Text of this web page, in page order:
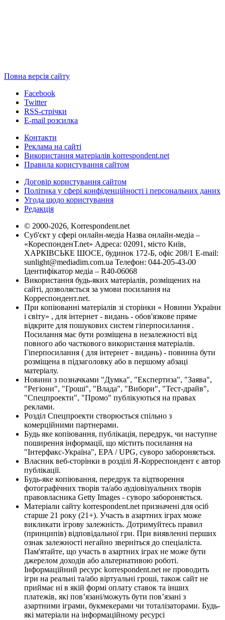
Повна версія сайту
Facebook
Twitter
RSS-стрічки
E-mail розсилка
Контакти
Реклама на сайті
Використання матеріалів korrespondent.net
Правила користування сайтом
Договір користування сайтом
Політика у сфері конфіденційності і персональних даних
Угода щодо користування
Редакція
© 2000-2026, Korrespondent.net
Суб'єкт у сфері онлайн-медіа Назва онлайн-медіа –
«КореспонденТ.net» Адреса: 02091, місто Київ,
ХАРКІВСЬКЕ ШОСЕ, будинок 172-Б, офіс 208/1 E-mail:
sunlight@mediadim.com.ua Телефон: 044-205-43-00
Ідентифікатор медіа – R40-06068
Використання будь-яких матеріалів, розміщених на
сайті, дозволяється за умови посилання на
Корреспондент.net.
При копіюванні матеріалів зі сторінки « Новини України
і світу» , для інтернет - видань - обов'язкове пряме
відкрите для пошукових систем гіперпосилання .
Посилання має бути розміщена в незалежності від
повного або часткового використання матеріалів.
Гіперпосилання ( для інтернет - видань) - повинна бути
розміщена в підзаголовку або в першому абзаці
матеріалу.
Новини з позначками "Думка", "Експертиза", "Заява",
"Регіони", "Гроші", "Влада", "Вибори", "Тест-драйв",
"Спецпроекти", "Промо" публікуються на правах
реклами.
Розділ Спецпроекти створюється спільно з
комерційними партнерами.
Будь яке копіювання, публікація, передрук, чи наступне
поширення інформації, що містить посилання на
"Інтерфакс-Україна", EPA / UPG, суворо забороняється.
Власник веб-сторінки в розділі Я-Корреспондент є автор
публікації.
Будь-яке копіювання, передрук та відтворення
фотографічних творів та/або аудіовізуальних творів
правовласника Getty Images - суворо забороняється.
Матеріали сайту korrespondent.net призначені для осіб
старше 21 року (21+). Участь в азартних іграх може
викликати ігрову залежність. Дотримуйтесь правил
(принципів) відповідальної гри. При виявленні перших
ознак залежності негайно зверніться до спеціаліста.
Пам'ятайте, що участь в азартних іграх не може бути
джерелом доходів або альтернативою роботі.
Інформаційний ресурс korrespondent.net не проводить
ігри на реальні та/або віртуальні гроші, також сайт не
приймає ні в якій формі оплату ставок та інших
платежів, які пов’язані/можуть бути пов’язані з
азартними іграми, букмекерами чи тоталізаторами. Будь-
які матеріали на інформаційному ресурсі